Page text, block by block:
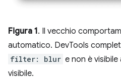
Figura 1. Il vecchio
automatico. DevTools
filter: blur e non è
visibile.